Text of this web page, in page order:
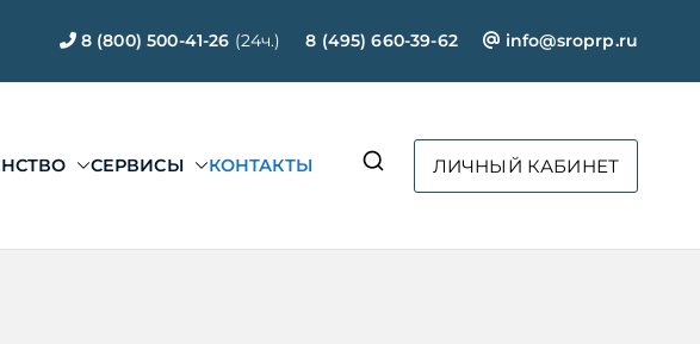
8 (800) 500-41-26 (24ч.)8 (495) 660-39-62 info@sroprp.ru
СЕРВИСЫ КОНТАКТЫ ЛИЧНЫЙ КАБИНЕТ